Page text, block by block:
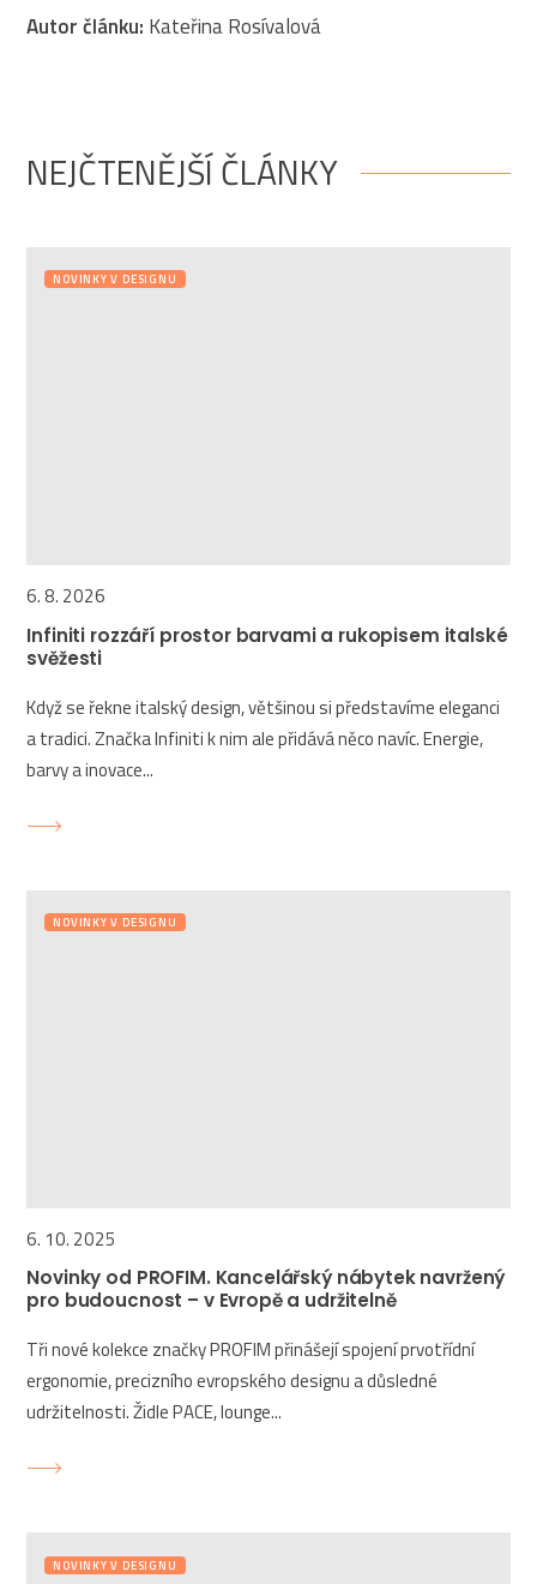
Autor článku: Kateřina Rosívalová
NEJČTENĚJŠÍ ČLÁNKY
NOVINKY V DESIGNU
6. 8. 2026
Infiniti rozzáří prostor barvami a rukopisem italské
svěžesti
Když se řekne italský design, většinou si představíme eleganci
a tradici. Značka Infiniti k nim ale přidává něco navíc. Energie,
barvy a inovace...
NOVINKY V DESIGNU
6. 10. 2025
Novinky od PROFIM. Kancelářský nábytek navržený
pro budoucnost – v Evropě a udržitelně
Tři nové kolekce značky PROFIM přinášejí spojení prvotřídní
ergonomie, precizního evropského designu a důsledné
udržitelnosti. Židle PACE, lounge...
NOVINKY V DESIGNU